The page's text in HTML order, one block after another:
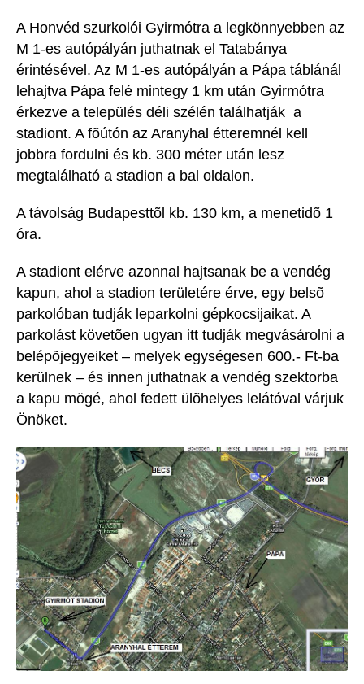
A Honvéd szurkolói Gyirmótra a legkönnyebben az
M 1-es autópályán juthatnak el Tatabánya
érintésével. Az M 1-es autópályán a Pápa táblánál
lehajtva Pápa felé mintegy 1 km után Gyirmótra
érkezve a település déli szélén találhatják a
stadiont. A fõútón az Aranyhal étteremnél kell
jobbra fordulni és kb. 300 méter után lesz
megtalálható a stadion a bal oldalon.
A távolság Budapesttõl kb. 130 km, a menetidõ 1
óra.
A stadiont elérve azonnal hajtsanak be a vendég
kapun, ahol a stadion területére érve, egy belsõ
parkolóban tudják leparkolni gépkocsijaikat. A
parkolást követõen ugyan itt tudják megvásárolni a
belépõjegyeiket – melyek egységesen 600.- Ft-ba
kerülnek – és innen juthatnak a vendég szektorba
a kapu mögé, ahol fedett ülõhelyes lelátóval várjuk
Önöket.